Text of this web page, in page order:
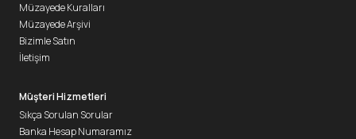
Müzayede Kuralları
Müzayede Arşivi
Bizimle Satın
İletişim
Müşteri Hizmetleri
Sıkça Sorulan Sorular
Banka Hesap Numaramız